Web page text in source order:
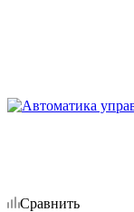
Сравнить